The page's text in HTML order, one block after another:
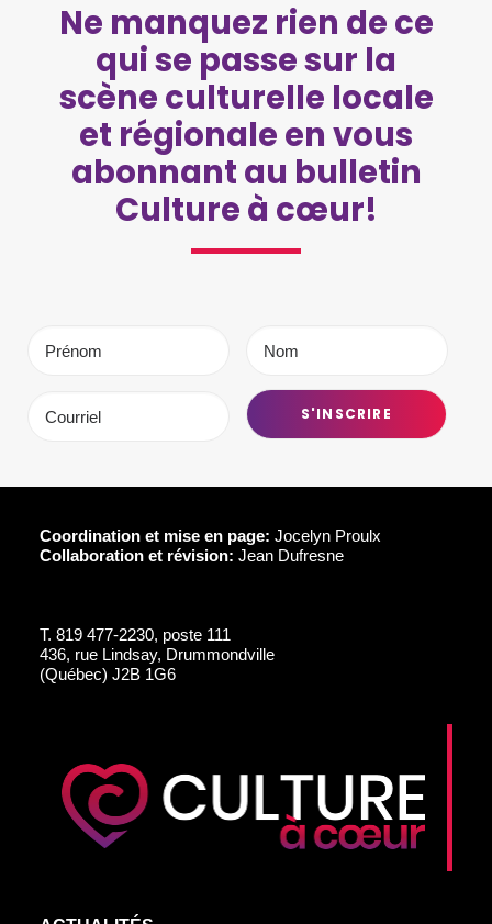
Ne manquez rien de ce
qui se passe sur la
scène culturelle locale
et régionale en vous
abonnant au bulletin
Culture à cœur!
Coordination et mise en page: Jocelyn Proulx
Collaboration et révision: Jean Dufresne
T. 819 477-2230, poste 111
436, rue Lindsay, Drummondville
(Québec) J2B 1G6